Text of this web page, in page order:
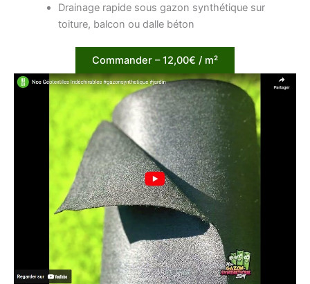
Drainage rapide sous gazon synthétique sur
toiture, balcon ou dalle béton
Commander – 12,00€ / m²